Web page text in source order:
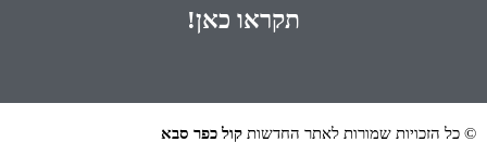
תקראו כאן!
© כל הזכויות שמורות לאתר החדשות קול כפר סבא